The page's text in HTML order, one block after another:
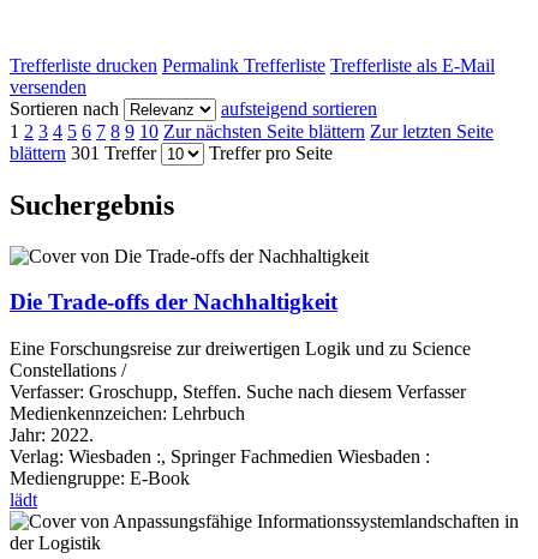
Trefferliste drucken Permalink Trefferliste Trefferliste als E-Mail
versenden
Sortieren nach
aufsteigend sortieren
1 2 3 4 5 6 7 8 9 10 Zur nächsten Seite blättern Zur letzten Seite
blättern 301 Treffer Treffer pro Seite
Suchergebnis
Die Trade-offs der Nachhaltigkeit
Eine Forschungsreise zur dreiwertigen Logik und zu Science
Constellations /
Verfasser: Groschupp, Steffen. Suche nach diesem Verfasser
Medienkennzeichen: Lehrbuch
Jahr: 2022.
Verlag: Wiesbaden :, Springer Fachmedien Wiesbaden :
Mediengruppe: E-Book
lädt